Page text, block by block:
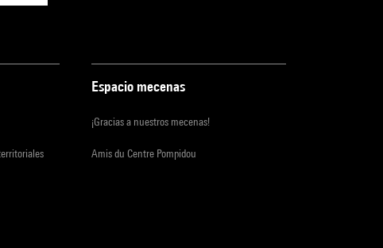
Espacio mecenas
¡Gracias a nuestros mecenas!
Amis du Centre Pompidou